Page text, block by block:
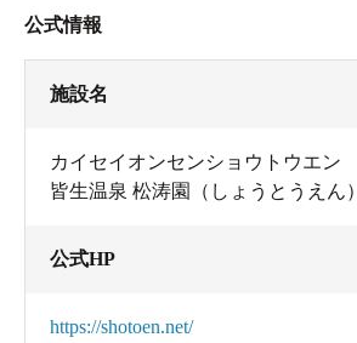
公式情報
施設名
カイセイオンセンショウトウエン
皆生温泉 松涛園（しょうとうえん）
公式HP
https://shotoen.net/